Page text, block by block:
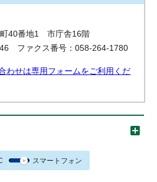
40番地1 市庁舎16階
ファクス番号：058-264-1780
わせは専用フォームをご利用くだ
スマートフォン